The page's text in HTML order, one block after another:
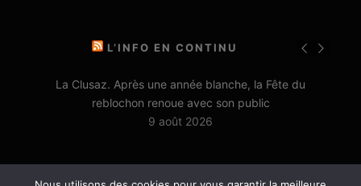
L’INFO EN CONTINU
La Clusaz. Après une année blanche, la Fête du
reblochon renoue avec son public
9 août 2026